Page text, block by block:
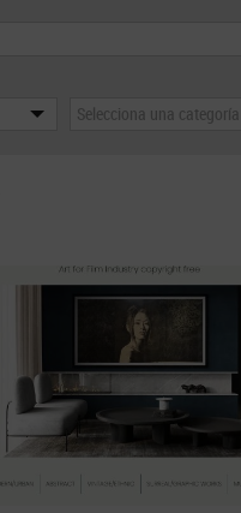
Selecciona una categoría